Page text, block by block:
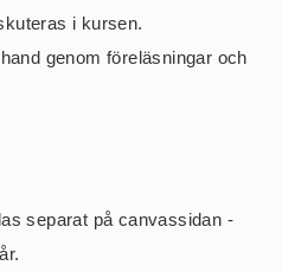
i kursen.
genom föreläsningar och
separat på canvassidan -